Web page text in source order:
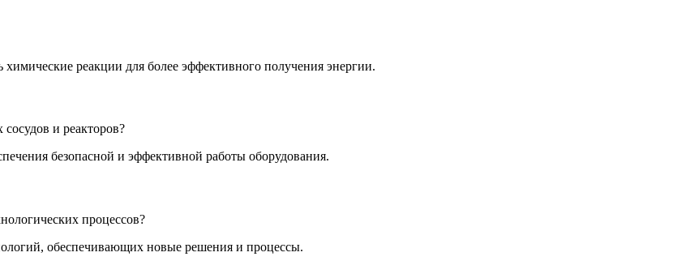
реакции для более эффективного получения энергии.
и реакторов?
безопасной и эффективной работы оборудования.
процессов?
обеспечивающих новые решения и процессы.